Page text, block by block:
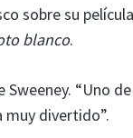
sobre su película
blanco.
Sweeney. “Uno
muy divertido”.